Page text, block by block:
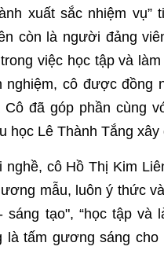
xuất sắc nhiệm vụ”
còn là người đảng
việc học tập và
cô được đồng
đã góp phần cùng
học Lê Thành Tắng
cô Hồ Thị Kim
mẫu, luôn ý thức
tạo", “học tập và
là tấm gương sáng